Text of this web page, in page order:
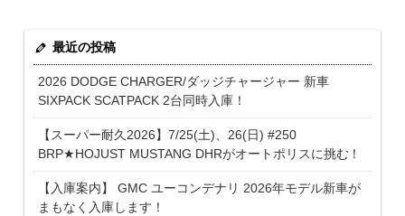
最近の投稿
2026 DODGE CHARGER/ダッジチャージャー 新車
SIXPACK SCATPACK 2台同時入庫！
【スーパー耐久2026】7/25(土)、26(日) #250
BRP★HOJUST MUSTANG DHRがオートポリスに挑む！
【入庫案内】 GMC ユーコンデナリ 2026年モデル新車が
まもなく入庫します！